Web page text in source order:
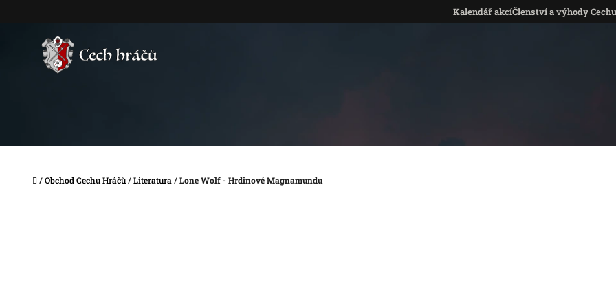
Kalendář akcíČlenství a výhody Cechu
Domů
/Obchod Cechu Hráčů/Literatura/Lone Wolf - Hrdinové Magnamundu